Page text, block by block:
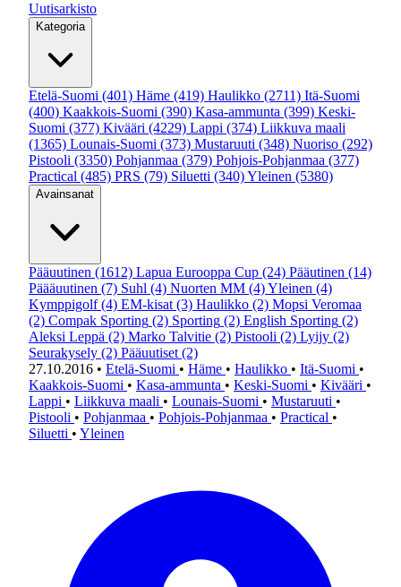
Uutisarkisto
Kategoria
Etelä-Suomi (401) Häme (419) Haulikko (2711) Itä-Suomi
(400) Kaakkois-Suomi (390) Kasa-ammunta (399) Keski-
Suomi (377) Kivääri (4229) Lappi (374) Liikkuva maali
(1365) Lounais-Suomi (373) Mustaruuti (348) Nuoriso (292)
Pistooli (3350) Pohjanmaa (379) Pohjois-Pohjanmaa (377)
Practical (485) PRS (79) Siluetti (340)Yleinen (5380)
Avainsanat
Pääuutinen (1612) Lapua Eurooppa Cup (24) Pääutinen (14)
Päääuutinen (7) Suhl (4) Nuorten MM (4)Yleinen (4)
Kymppigolf (4) EM-kisat (3) Haulikko (2) Mopsi Veromaa
(2) Compak Sporting (2) Sporting (2) English Sporting (2)
Aleksi Leppä (2) Marko Talvitie (2) Pistooli (2) Lyijy (2)
Seurakysely (2) Pääuutiset (2)
27.10.2016 • Etelä-Suomi • Häme • Haulikko • Itä-Suomi •
Kaakkois-Suomi • Kasa-ammunta • Keski-Suomi • Kivääri •
Lappi • Liikkuva maali • Lounais-Suomi • Mustaruuti •
Pistooli • Pohjanmaa • Pohjois-Pohjanmaa • Practical •
Siluetti • Yleinen